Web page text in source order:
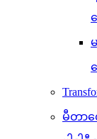
မီတာ